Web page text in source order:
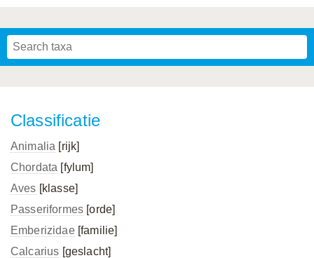
Classificatie
Animalia [rijk]
Chordata [fylum]
Aves [klasse]
Passeriformes [orde]
Emberizidae[familie]
Calcarius [geslacht]